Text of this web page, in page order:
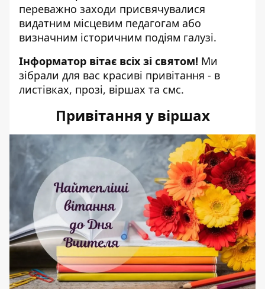
переважно заходи присвячувалися
видатним місцевим педагогам або
визначним історичним подіям галузі.
Інформатор вітає всіх зі святом! Ми
зібрали для вас красиві привітання - в
листівках, прозі, віршах та смс.
Привітання у віршах